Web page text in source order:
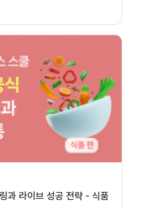
과 라이브 성공 전략 - 식품